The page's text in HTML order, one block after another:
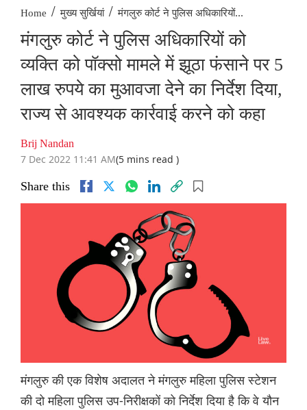
Home / मुख्य सुर्खियां / मंगलुरु कोर्ट ने पुलिस अधिकारियों...
मंगलुरु कोर्ट ने पुलिस अधिकारियों को
व्यक्ति को पॉक्सो मामले में झूठा फंसाने पर 5
लाख रुपये का मुआवजा देने का निर्देश दिया,
राज्य से आवश्यक कार्रवाई करने को कहा
Brij Nandan
7 Dec 2022 11:41 AM(5 mins read )
Share this
मंगलुरु की एक विशेष अदालत ने मंगलुरु महिला पुलिस स्टेशन
की दो महिला पुलिस उप-निरीक्षकों को निर्देश दिया है कि वे यौन